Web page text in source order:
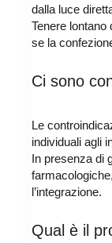
dalla luce
Tenere lontano
se la
Ci sono
Le
individuali agli
In presenza di
l’integrazione.
Qual è il